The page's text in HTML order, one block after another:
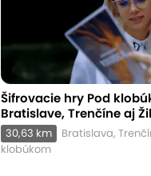
Šifrovacie hry Pod
Bratislave, Trenčíne aj
30,63 km
Bratislava,
klobúkom